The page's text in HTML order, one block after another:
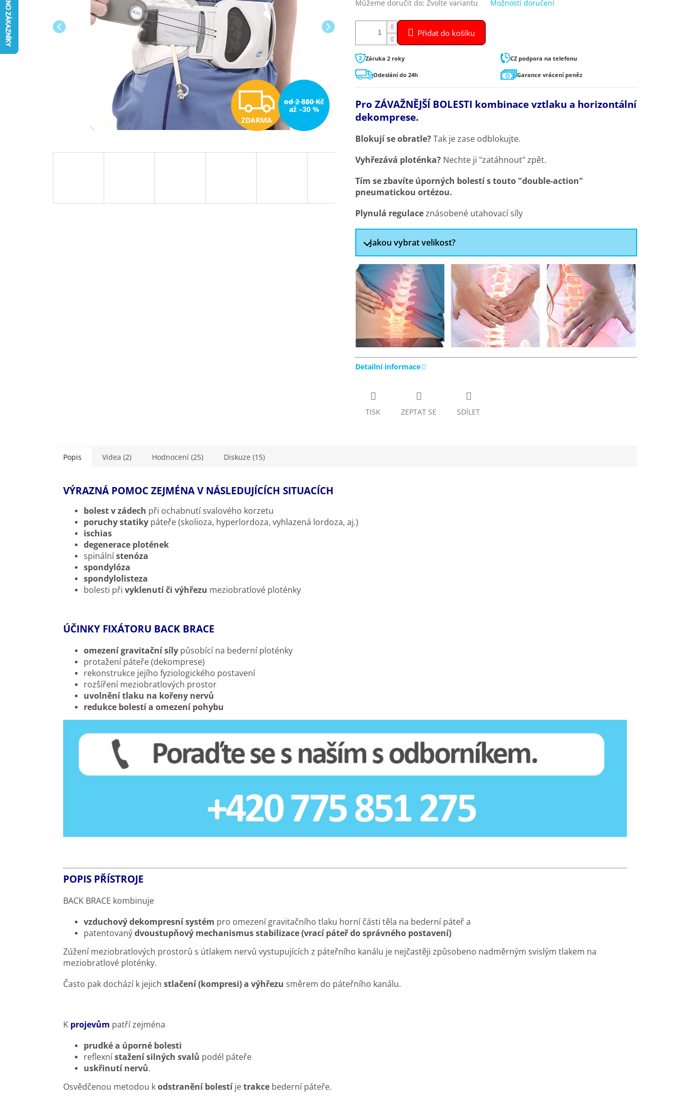
Z
D
R
ZDARMA
od 2 880 Kč
až –30 %
Můžeme doručit do: Zvolte variantu Možnosti doručení
Přidat do košíku
Záruka 2 roky CZ podpora na telefonu
Odeslání do 24h Garance vrácení peněz
Pro ZÁVAŽNĚJŠÍ BOLESTI kombinace vztlaku a horizontální
dekomprese.
Blokují se obratle?Tak je zase odblokujte.
Vyhřezává ploténka? Nechte ji "zatáhnout" zpět.
Tím se zbavíte úporných bolestí s touto "double-action"
pneumatickou ortézou.
Plynulá regulaceznásobené utahovací síly
Jakou vybrat velikost?
Detailní informace
TISK ZEPTAT SE SDÍLET
Popis Videa (2) Hodnocení (25) Diskuze (15)
VÝRAZNÁ POMOC ZEJMÉNA V NÁSLEDUJÍCÍCH SITUACÍCH
bolest v zádech při ochabnutí svalového korzetu
poruchy statiky páteře (skolioza, hyperlordoza, vyhlazená lordoza, aj.)
ischias
degenerace plotének
spinálnístenóza
spondylóza
spondylolisteza
bolesti při vyklenutí či výhřezu meziobratlové ploténky
ÚČINKY FIXÁTORU BACK BRACE
omezení gravitační síly působící na bederní ploténky
protažení páteře (dekomprese)
rekonstrukce jejího fyziologického postavení
rozšíření meziobratlových prostor
uvolnění tlaku na kořeny nervů
redukce bolestí a omezení pohybu
POPIS PŘÍSTROJE
BACK BRACE kombinuje
vzduchový dekompresní systém pro omezení gravitačního tlaku horní části těla na bederní páteř a
patentovanýdvoustupňový mechanismus stabilizace(vrací páteř do správného postavení)
Zúžení meziobratlových prostorů s útlakem nervů vystupujících z páteřního kanálu je nejčastěji způsobeno nadměrným svislým tlakem na
meziobratlové ploténky.
Často pak dochází k jejich stlačení (kompresi) a výhřezu směrem do páteřního kanálu.
K projevům patří zejména
prudké a úporné bolesti
reflexnístažení silných svalů podél páteře
uskřinutí nervů.
Osvědčenou metodou kodstranění bolestíjetrakce bederní páteře.